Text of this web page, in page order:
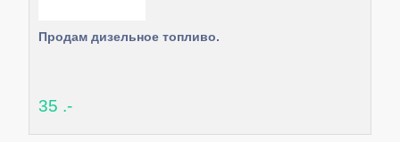
Продам дизельное топливо.
35 .-